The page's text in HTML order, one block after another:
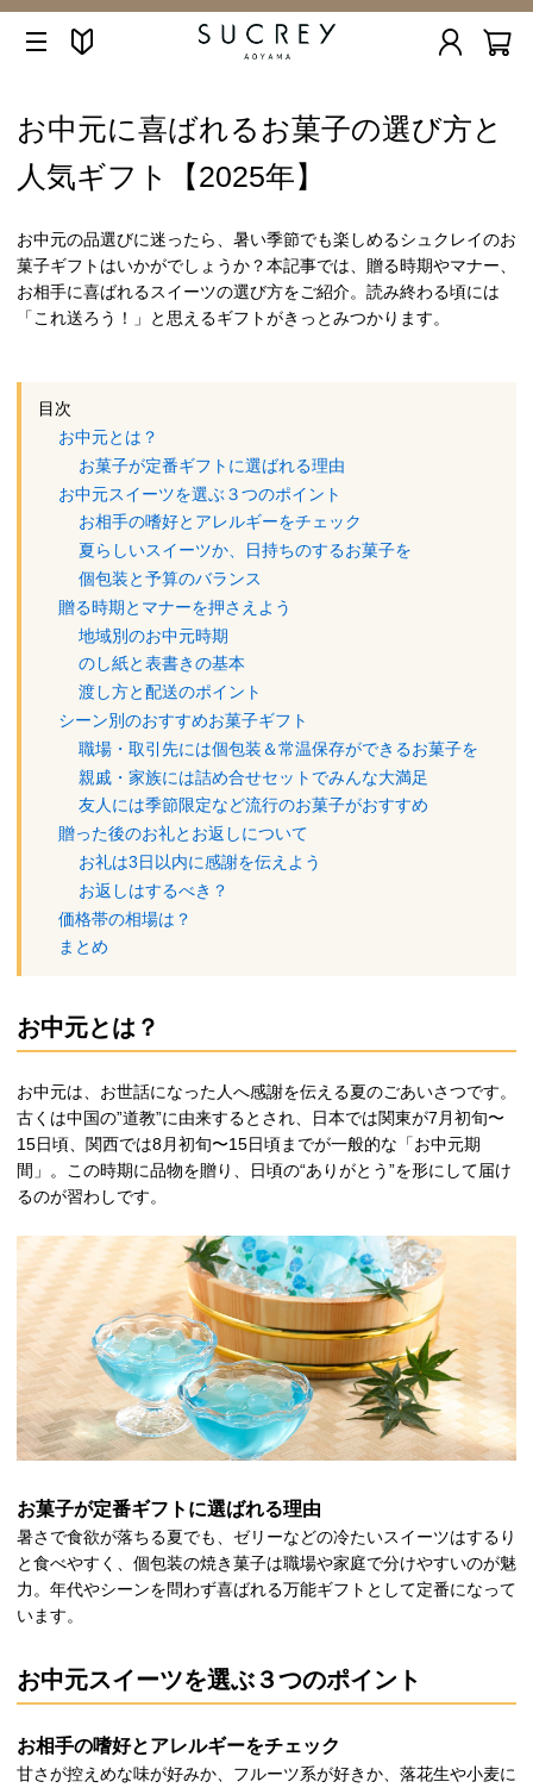
お中元に喜ばれるお菓子の選び方と
人気ギフト【2025年】
お中元の品選びに迷ったら、暑い季節でも楽しめるシュクレイのお
菓子ギフトはいかがでしょうか？本記事では、贈る時期やマナー、
お相手に喜ばれるスイーツの選び方をご紹介。読み終わる頃には
「これ送ろう！」と思えるギフトがきっとみつかります。
目次
お中元とは？
お菓子が定番ギフトに選ばれる理由
お中元スイーツを選ぶ３つのポイント
お相手の嗜好とアレルギーをチェック
夏らしいスイーツか、日持ちのするお菓子を
個包装と予算のバランス
贈る時期とマナーを押さえよう
地域別のお中元時期
のし紙と表書きの基本
渡し方と配送のポイント
シーン別のおすすめお菓子ギフト
職場・取引先には個包装＆常温保存ができるお菓子を
親戚・家族には詰め合せセットでみんな大満足
友人には季節限定など流行のお菓子がおすすめ
贈った後のお礼とお返しについて
お礼は3日以内に感謝を伝えよう
お返しはするべき？
価格帯の相場は？
まとめ
お中元とは？
お中元は、お世話になった人へ感謝を伝える夏のごあいさつです。
古くは中国の”道教”に由来するとされ、日本では関東が7月初旬〜
15日頃、関西では8月初旬〜15日頃までが一般的な「お中元期
間」。この時期に品物を贈り、日頃の“ありがとう”を形にして届け
るのが習わしです。
お菓子が定番ギフトに選ばれる理由
暑さで食欲が落ちる夏でも、ゼリーなどの冷たいスイーツはするり
と食べやすく、個包装の焼き菓子は職場や家庭で分けやすいのが魅
力。年代やシーンを問わず喜ばれる万能ギフトとして定番になって
います。
お中元スイーツを選ぶ３つのポイント
お相手の嗜好とアレルギーをチェック
甘さが控えめな味が好みか、フルーツ系が好きか、落花生や小麦に